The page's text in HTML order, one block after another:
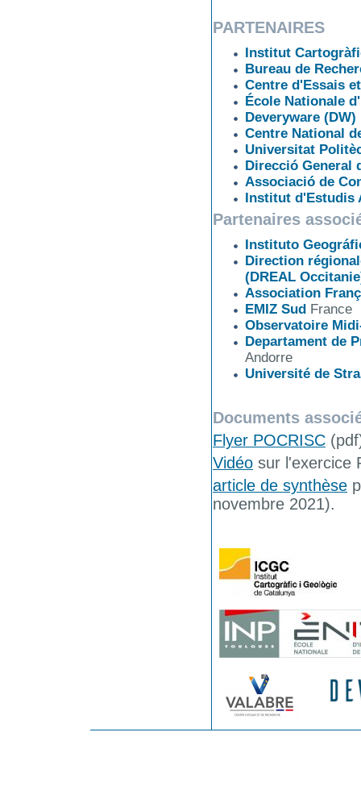
PARTENAIRES
Institut
Bureau de
Centre d'Essais
École Nationale
Deveryware (DW)
Centre National
Universitat
Direcció General
Associació de
Institut d'Estudis
Partenaires
Instituto
Direction
(DREAL
Association
EMIZ Sud France
Observatoire
Departament de
Andorre
Université de
Documents
Flyer POCRISC
Vidéo sur l'exercice
article de synthèse
novembre 2021).